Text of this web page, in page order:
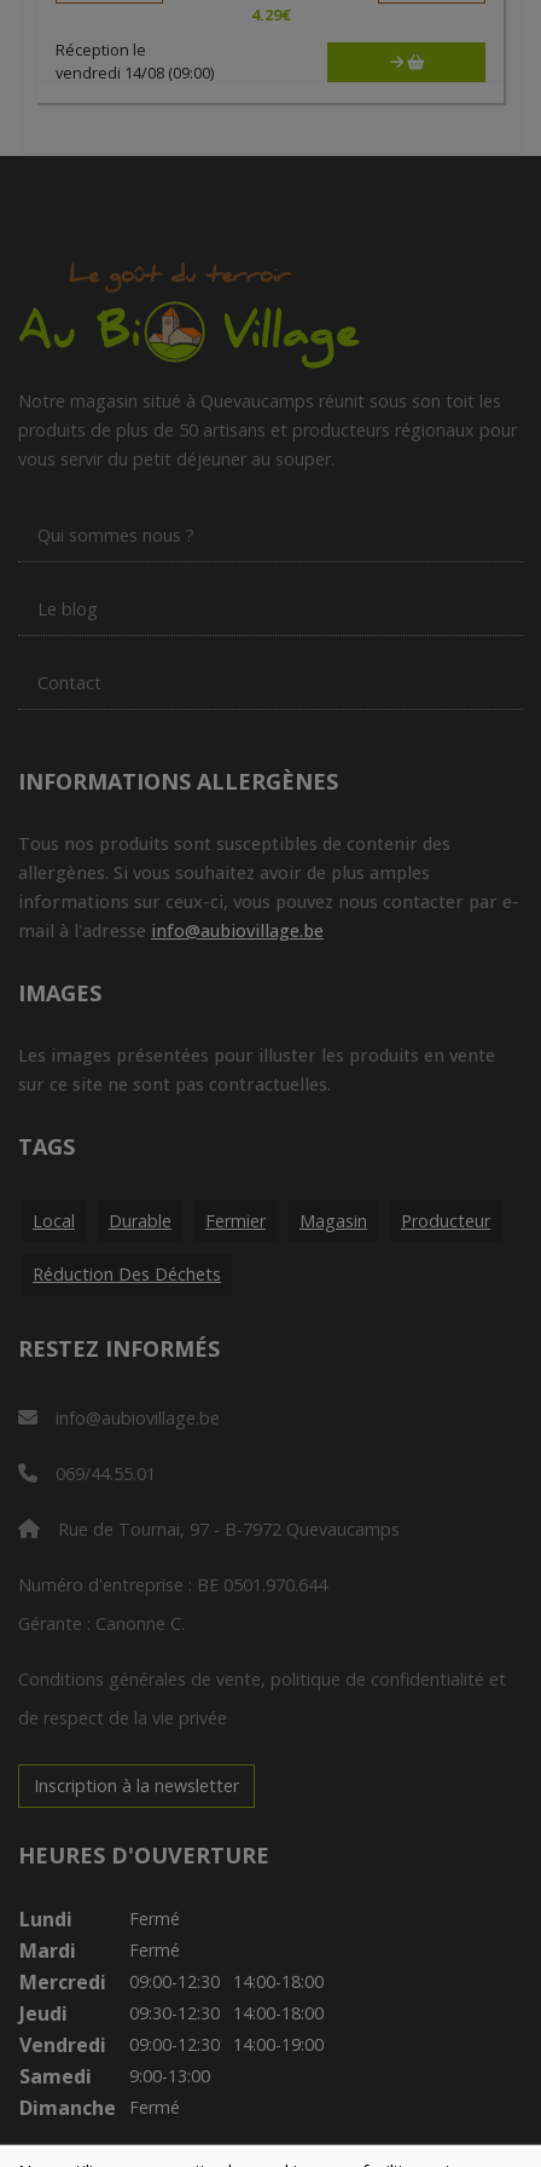
4.29€
Réception le
vendredi 14/08 (09:00)
Notre magasin situé à Quevaucamps réunit sous son toit les
produits de plus de 50 artisans et producteurs régionaux pour
vous servir du petit déjeuner au souper.
Qui sommes nous ?
Le blog
Contact
INFORMATIONS ALLERGÈNES
Tous nos produits sont susceptibles de contenir des
allergènes. Si vous souhaitez avoir de plus amples
informations sur ceux-ci, vous pouvez nous contacter par e-
mail à l'adresse info@aubiovillage.be
IMAGES
Les images présentées pour illuster les produits en vente
sur ce site ne sont pas contractuelles.
TAGS
Local Durable Fermier Magasin Producteur
Réduction Des Déchets
RESTEZ INFORMÉS
info@aubiovillage.be
069/44.55.01
Rue de Tournai, 97 - B-7972 Quevaucamps
Numéro d'entreprise : BE 0501.970.644
Gérante : Canonne C.
Conditions générales de vente, politique de confidentialité et
de respect de la vie privée
Inscription à la newsletter
HEURES D'OUVERTURE
Lundi Fermé
Mardi Fermé
Mercredi 09:00-12:30 14:00-18:00
Jeudi 09:30-12:30 14:00-18:00
Vendredi 09:00-12:30 14:00-19:00
Samedi 9:00-13:00
Dimanche Fermé